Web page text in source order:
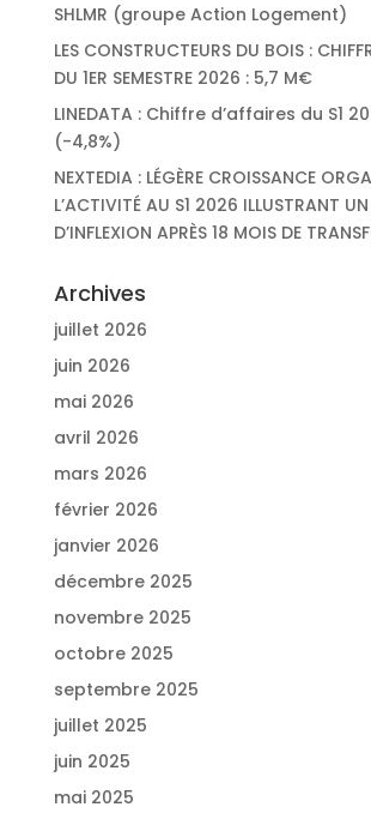
SHLMR (groupe Action Logement)
LES CONSTRUCTEURS DU BOIS :
DU 1ER SEMESTRE 2026 : 5,7 M€
LINEDATA : Chiffre d’affaires du S1
(-4,8%)
NEXTEDIA : LÉGÈRE CROISSANCE
L’ACTIVITÉ AU S1 2026 ILLUSTRANT
D’INFLEXION APRÈS 18 MOIS DE
Archives
juillet 2026
juin 2026
mai 2026
avril 2026
mars 2026
février 2026
janvier 2026
décembre 2025
novembre 2025
octobre 2025
septembre 2025
juillet 2025
juin 2025
mai 2025